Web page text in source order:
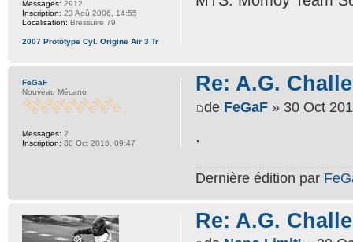
Messages: 2912
Inscription: 23 Aoû 2006, 14:55
Localisation: Bressuire 79
2007 Prototype Cyl. Origine Air 3 Tr
Re: A.G.
de FeGaF » 30 Oct
.
Dernière édition par
FeGaF
Nouveau Mécano
Messages: 2
Inscription: 30 Oct 2016, 09:47
Re: A.G.